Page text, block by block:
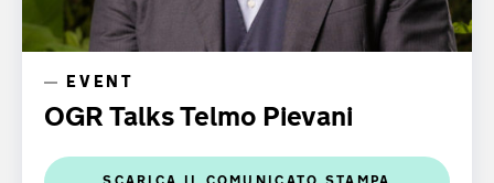
EVENT
OGR Talks Telmo Pievani